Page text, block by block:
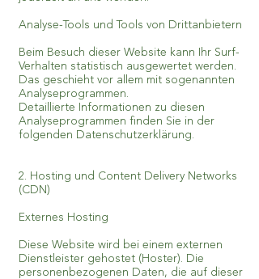
Analyse-Tools und Tools von Drittanbietern
Beim Besuch dieser Website kann Ihr Surf-
Verhalten statistisch ausgewertet werden.
Das geschieht vor allem mit sogenannten
Analyseprogrammen.
Detaillierte Informationen zu diesen
Analyseprogrammen finden Sie in der
folgenden Datenschutzerklärung.
2. Hosting und Content Delivery Networks
(CDN)
Externes Hosting
Diese Website wird bei einem externen
Dienstleister gehostet (Hoster). Die
personenbezogenen Daten, die auf dieser